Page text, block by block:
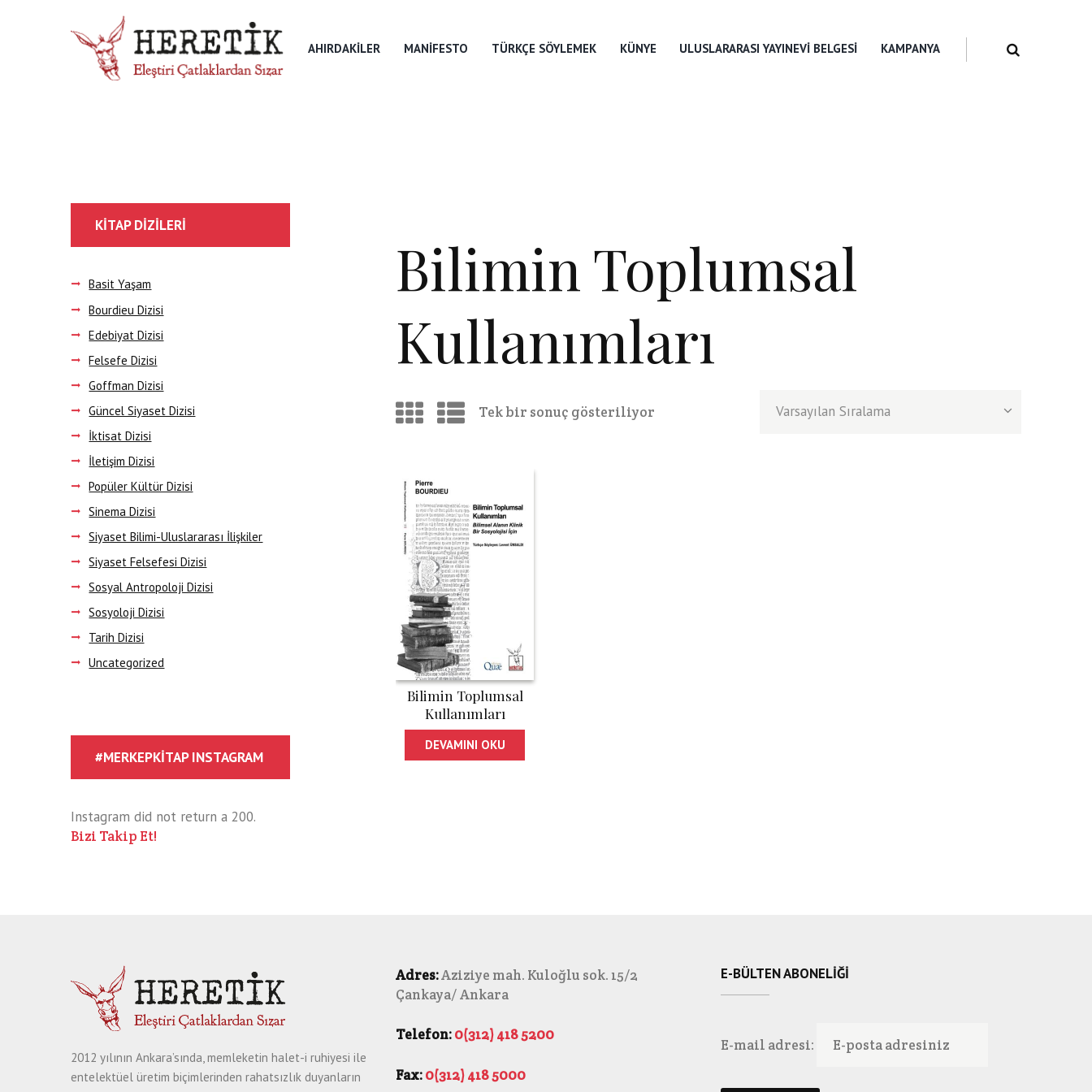
AHIRDAKILER MANIFESTO TÜRKÇE SÖYLEMEK KÜNYE ULUSLARARASI YAYINEVI BELGESI KAMPANYA
Bilimin Toplumsal
Kullanımları
Tek bir sonuç gösteriliyor
Bilimin Toplumsal
Kullanımları
DEVAMINI OKU
KITAP DIZILERI
Basit Yaşam
Bourdieu Dizisi
Edebiyat Dizisi
Felsefe Dizisi
Goffman Dizisi
Güncel Siyaset Dizisi
İktisat Dizisi
İletişim Dizisi
Popüler Kültür Dizisi
Sinema Dizisi
Siyaset Bilimi-Uluslararası İlişkiler
Siyaset Felsefesi Dizisi
Sosyal Antropoloji Dizisi
Sosyoloji Dizisi
Tarih Dizisi
Uncategorized
#MERKEPKITAP INSTAGRAM
Instagram did not return a 200.
Bizi Takip Et!
2012 yılının Ankara’sında, memleketin halet-i ruhiyesi ile
entelektüel üretim biçimlerinden rahatsızlık duyanların
Adres:Aziziye mah. Kuloğlu sok. 15/2
Çankaya/ Ankara
Telefon:0(312) 418 5200
Fax:0(312) 418 5000
E-BÜLTEN ABONELIĞI
E-mail adresi: